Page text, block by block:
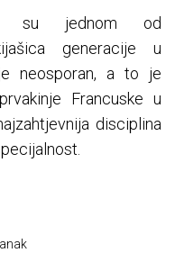
su jednom od
generacije u
neosporan, a to je
Francuske u
disciplina